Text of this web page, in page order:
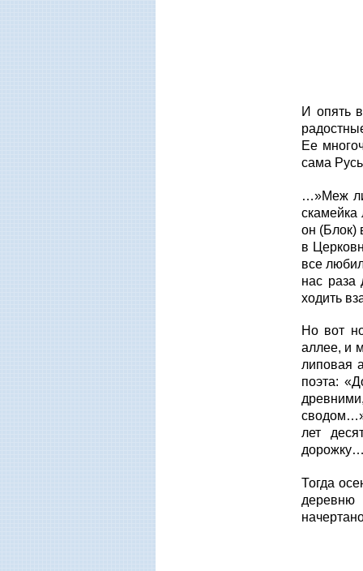
И опять
Ее
сама
…»Меж
он (Блок)
в
все
нас раза
ходить
Но вот
аллее, и
липовая
поэта:
лет
Тогда
деревню